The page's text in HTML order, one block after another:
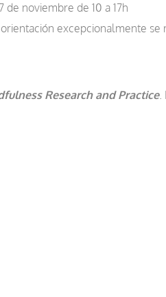
de noviembre de 10 a 17h
excepcionalmente se
Research and Practice.